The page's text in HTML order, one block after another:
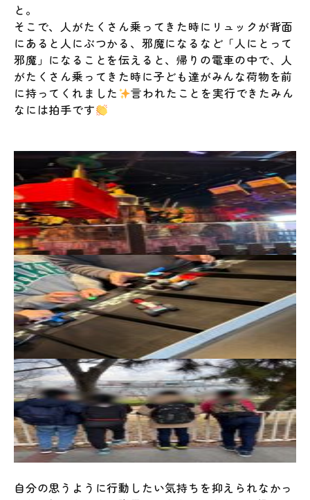
と。
そこで、人がたくさん乗ってきた時にリュックが背面
にあると人にぶつかる、邪魔になるなど「人にとって
邪魔」になることを伝えると、帰りの電車の中で、人
がたくさん乗ってきた時に子ども達がみんな荷物を前
に持ってくれました
言われたことを実行できたみん
なには拍手です
自分の思うように行動したい気持ちを抑えられなかっ